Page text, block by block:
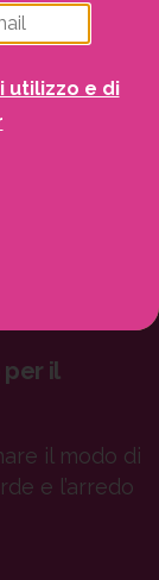
il
il modo di
e l’arredo
utilizzo e di